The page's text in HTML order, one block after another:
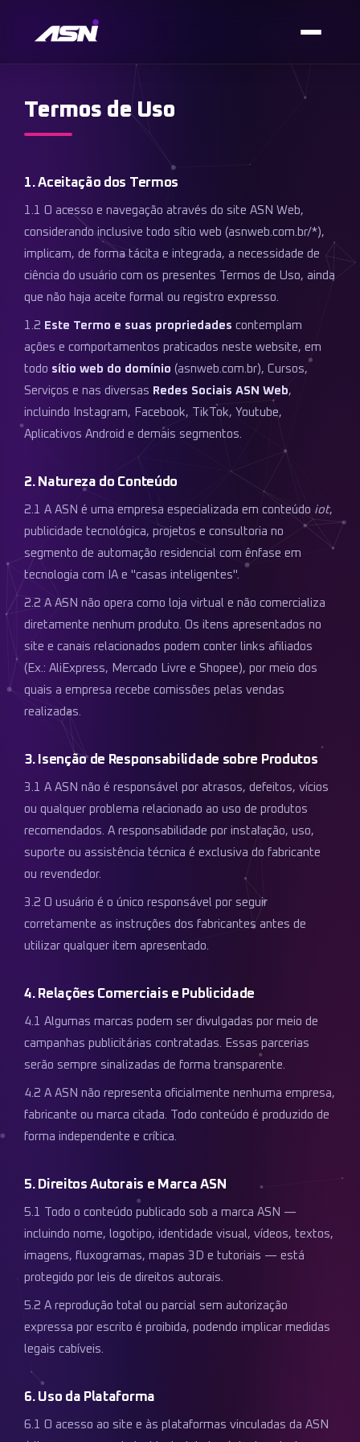
Termos de Uso
1. Aceitação dos Termos
1.1 O acesso e navegação através do site ASN Web,
considerando inclusive todo sítio web (asnweb.com.br/*),
implicam, de forma tácita e integrada, a necessidade de
ciência do usuário com os presentes Termos de Uso, ainda
que não haja aceite formal ou registro expresso.
1.2 Este Termo e suas propriedades contemplam
ações e comportamentos praticados neste website, em
todo sítio web do domínio (asnweb.com.br), Cursos,
Serviços e nas diversas Redes Sociais ASN Web,
incluindo Instagram, Facebook, TikTok, Youtube,
Aplicativos Android e demais segmentos.
2. Natureza do Conteúdo
2.1 A ASN é uma empresa especializada em conteúdo iot,
publicidade tecnológica, projetos e consultoria no
segmento de automação residencial com ênfase em
tecnologia com IA e "casas inteligentes".
2.2 A ASN não opera como loja virtual e não comercializa
diretamente nenhum produto. Os itens apresentados no
site e canais relacionados podem conter links afiliados
(Ex.: AliExpress, Mercado Livre e Shopee), por meio dos
quais a empresa recebe comissões pelas vendas
realizadas.
3. Isenção de Responsabilidade sobre Produtos
3.1 A ASN não é responsável por atrasos, defeitos, vícios
ou qualquer problema relacionado ao uso de produtos
recomendados. A responsabilidade por instalação, uso,
suporte ou assistência técnica é exclusiva do fabricante
ou revendedor.
3.2 O usuário é o único responsável por seguir
corretamente as instruções dos fabricantes antes de
utilizar qualquer item apresentado.
4. Relações Comerciais e Publicidade
4.1 Algumas marcas podem ser divulgadas por meio de
campanhas publicitárias contratadas. Essas parcerias
serão sempre sinalizadas de forma transparente.
4.2 A ASN não representa oficialmente nenhuma empresa,
fabricante ou marca citada. Todo conteúdo é produzido de
forma independente e crítica.
5. Direitos Autorais e Marca ASN
5.1 Todo o conteúdo publicado sob a marca ASN —
incluindo nome, logotipo, identidade visual, vídeos, textos,
imagens, fluxogramas, mapas 3D e tutoriais — está
protegido por leis de direitos autorais.
5.2 A reprodução total ou parcial sem autorização
expressa por escrito é proibida, podendo implicar medidas
legais cabíveis.
6. Uso da Plataforma
6.1 O acesso ao site e às plataformas vinculadas da ASN